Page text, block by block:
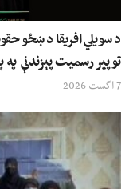
د سویلي افریقا د ښځو
توپیر رسمیت پېزندنې په
7 اگست 2026